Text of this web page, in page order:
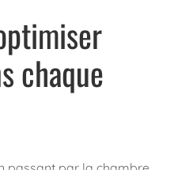
chaque